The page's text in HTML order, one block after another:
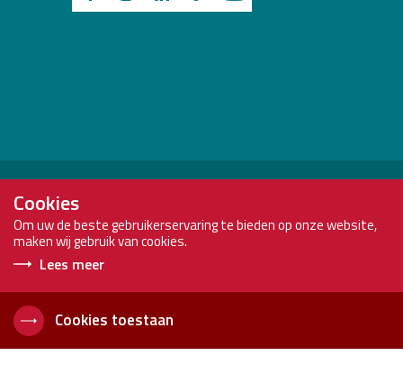
Copyright
2026
Brink
Staalbouw
Voorwaarden
Cookies
Om uw de beste gebruikerservaring te bieden op onze website,
maken wij gebruik van cookies.
Lees meer
Cookies toestaan